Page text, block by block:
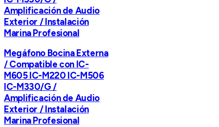
Amplificación de Audio
Exterior / Instalación
Marina Profesional
Megáfono Bocina Externa
/ Compatible con IC-
M605 IC-M220 IC-M506
IC-M330/G /
Amplificación de Audio
Exterior / Instalación
Marina Profesional